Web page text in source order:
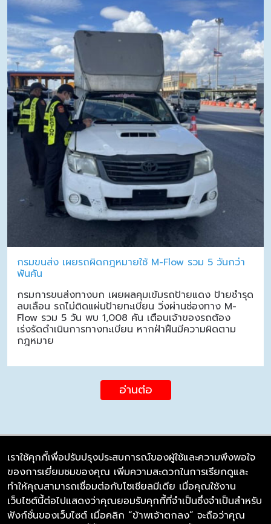
กรมขนส่ง เผยรถผิดกฎหมายใช้ M-Flow รวม 5 วันกว่า
พันคัน
กรมการขนส่งทางบก เผยผลคุมเข้มรถป้ายแดง ป้ายชำรุด
ลบเลือน รถไม่ติดแผ่นป้ายทะเบียน วิ่งผ่านช่องทาง M-
Flow รวม 5 วัน พบ 1,008 คัน เตือนเจ้าของรถต้อง
เร่งรัดดำเนินการทางทะเบียน หากฝ่าฝืนมีความผิดตาม
กฎหมาย
อ่านต่อ
บริษัท ซิมลิงค์ จำกัด
98/226 Bangrakyai-Baanmai Road,
Bangyai, Nonthaburi 11140
เราใช้คุกกี้เพื่อปรับปรุงประสบการณ์ของผู้ใช้และความพึงพอใจ
ของการเยี่ยมชมของคุณ เพิ่มความสะดวกในการเรียกดูและ
ทำให้คุณสามารถเชื่อมต่อกับโซเชียลมีเดีย เมื่อคุณใช้งาน
เว็บไซต์นี้ต่อไปแสดงว่าคุณยอมรับคุกกี้ที่จำเป็นซึ่งจำเป็นสำหรับ
ฟังก์ชั่นของเว็บไซต์ เมื่อคลิก “ข้าพเจ้าตกลง” จะถือว่าคุณ